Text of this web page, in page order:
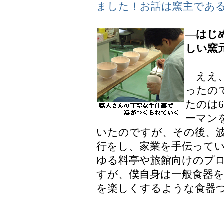
ました！お話は窯主であ
―はじ
しい窯
ええ
ったの
たのは
ーマン
いたのですが、その後、
行をし、家業を手伝って
ゆる料亭や旅館向けのプ
すが、僕自身は一般食器
を楽しくするような食器